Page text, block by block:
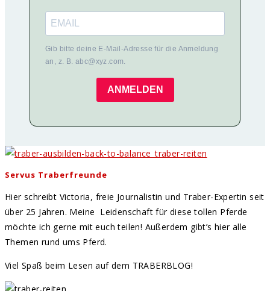
Gib bitte deine E-Mail-Adresse für die Anmeldung
an, z. B. abc@xyz.com.
ANMELDEN
Servus Traberfreunde
Hier schreibt Victoria, freie Journalistin und Traber-Expertin seit
über 25 Jahren. Meine Leidenschaft für diese tollen Pferde
möchte ich gerne mit euch teilen! Außerdem gibt’s hier alle
Themen rund ums Pferd.
Viel Spaß beim Lesen auf dem TRABERBLOG!